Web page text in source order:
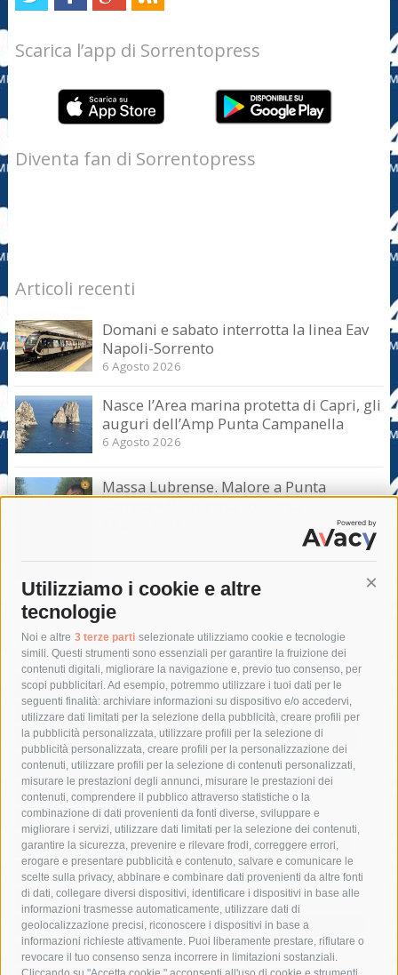
Utilizziamo i cookie e altre
tecnologie
Noi e altre 3 terze parti selezionate utilizziamo cookie e tecnologie
simili. Questi strumenti sono essenziali per garantire la fruizione dei
contenuti digitali, migliorare la navigazione e, previo tuo consenso, per
scopi pubblicitari. Ad esempio, potremmo utilizzare i tuoi dati per le
seguenti finalità: archiviare informazioni su dispositivo e/o accedervi,
utilizzare dati limitati per la selezione della pubblicità, creare profili per
la pubblicità personalizzata, utilizzare profili per la selezione di
pubblicità personalizzata, creare profili per la personalizzazione dei
contenuti, utilizzare profili per la selezione di contenuti personalizzati,
misurare le prestazioni degli annunci, misurare le prestazioni dei
contenuti, comprendere il pubblico attraverso statistiche o la
combinazione di dati provenienti da fonti diverse, sviluppare e
migliorare i servizi, utilizzare dati limitati per la selezione dei contenuti,
garantire la sicurezza, prevenire e rilevare frodi, correggere errori,
erogare e presentare pubblicità e contenuto, salvare e comunicare le
scelte sulla privacy, abbinare e combinare dati provenienti da altre fonti
di dati, collegare diversi dispositivi, identificare i dispositivi in base alle
informazioni trasmesse automaticamente, utilizzare dati di
geolocalizzazione precisi, riconoscere i dispositivi in base a
informazioni richieste attivamente. Puoi liberamente prestare, rifiutare o
revocare il tuo consenso senza incorrere in limitazioni sostanziali.
Scarica l’app di Sorrentopress
Diventa fan di Sorrentopress
Articoli recenti
Domani e sabato interrotta la linea Eav
Napoli-Sorrento
6 Agosto 2026
Nasce l’Area marina protetta di Capri, gli
auguri dell’Amp Punta Campanella
6 Agosto 2026
Massa Lubrense. Malore a Punta
Campanella, turista soccorsa
Tag
acqua allerta meteo
anas
area marina protetta di punta campanella
arresto
Asl Napoli 3 sud
capitaneria di porto capri
carabinieri
castellammare di stabia
circumvesuviana
comune di sorrento
concerto
contagi
costiera amalfitana
covid-19 eav
elezioni
fondazione sorrento
gori guardia costiera
incidente
lavori
lorenzo balducelli mare
massa lubrense
massimo coppola
Meta napoli
ordinanza
penisola sorrentina
piano di sorrento
polizia municipale
protezione civile
Regione Campania
sant'agnello